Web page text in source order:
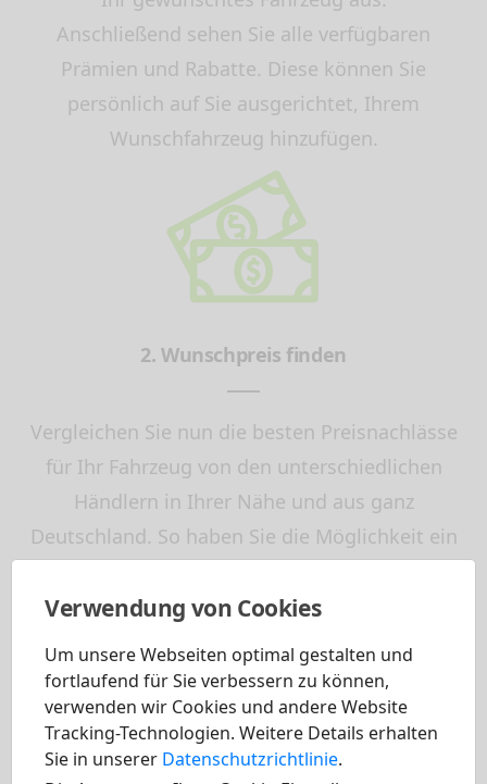
Verwendung von Cookies
Um unsere Webseiten optimal gestalten und
fortlaufend für Sie verbessern zu können,
verwenden wir Cookies und andere Website
Tracking-Technologien. Weitere Details erhalten
Sie in unserer Datenschutzrichtlinie.
Anschließend sehen Sie alle verfügbaren
Prämien und Rabatte. Diese können Sie
persönlich auf Sie ausgerichtet, Ihrem
Wunschfahrzeug hinzufügen.
2. Wunschpreis finden
Vergleichen Sie nun die besten Preisnachlässe
für Ihr Fahrzeug von den unterschiedlichen
Händlern in Ihrer Nähe und aus ganz
Deutschland. So haben Sie die Möglichkeit ein
Neuwagen zu finden. Transparent und einfach